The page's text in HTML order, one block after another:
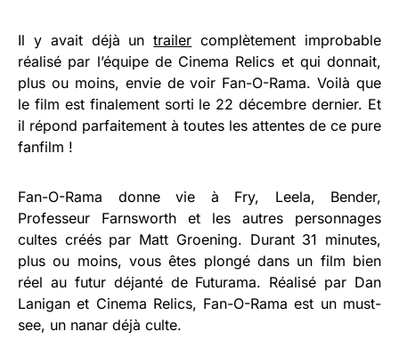
Il y avait déjà untrailer complètement improbable
réalisé par l’équipe de Cinema Relics et qui donnait,
plus ou moins, envie de voir Fan-O-Rama. Voilà que
le film est finalement sorti le 22 décembre dernier. Et
il répond parfaitement à toutes les attentes de ce pure
fanfilm !
Fan-O-Rama donne vie à Fry, Leela, Bender,
Professeur Farnsworth et les autres personnages
cultes créés par Matt Groening. Durant 31 minutes,
plus ou moins, vous êtes plongé dans un film bien
réel au futur déjanté de Futurama. Réalisé par Dan
Lanigan et Cinema Relics, Fan-O-Rama est un must-
see, un nanar déjà culte.